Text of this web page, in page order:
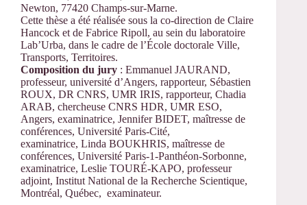
Newton, 77420 Champs-sur-Marne.
Cette thèse a été réalisée sous la co-direction de Claire
Hancock et de Fabrice Ripoll, au sein du laboratoire
Lab’Urba, dans le cadre de l’École doctorale Ville,
Transports, Territoires.
Composition du jury : Emmanuel JAURAND,
professeur, université d’Angers, rapporteur, Sébastien
ROUX, DR CNRS, UMR IRIS, rapporteur, Chadia
ARAB, chercheuse CNRS HDR, UMR ESO,
Angers, examinatrice, Jennifer BIDET, maîtresse de
conférences, Université Paris-Cité,
examinatrice, Linda BOUKHRIS, maîtresse de
conférences, Université Paris-1-Panthéon-Sorbonne,
examinatrice, Leslie TOURÉ-KAPO, professeur
adjoint, Institut National de la Recherche Scientique,
Montréal, Québec, examinateur.